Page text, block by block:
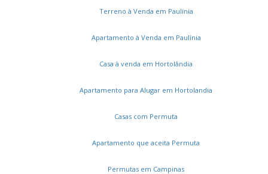
Terreno à Venda em Paulínia
Apartamento à Venda em Paulínia
Casa à venda em Hortolândia
Apartamento para Alugar em Hortolandia
Casas com Permuta
Apartamento que aceita Permuta
Permutas em Campinas